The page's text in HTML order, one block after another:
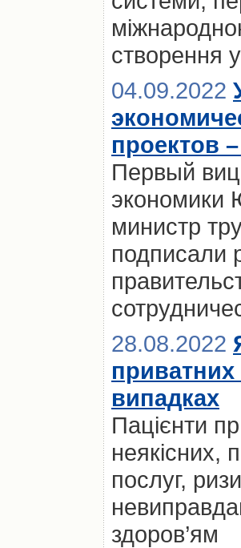
створення
04.09.2022
проектов
Первый
экономики
министр
подписали
28.08.2022
приватних
випадках
Пацієнти
неякісних,
послуг,
здоров’ям